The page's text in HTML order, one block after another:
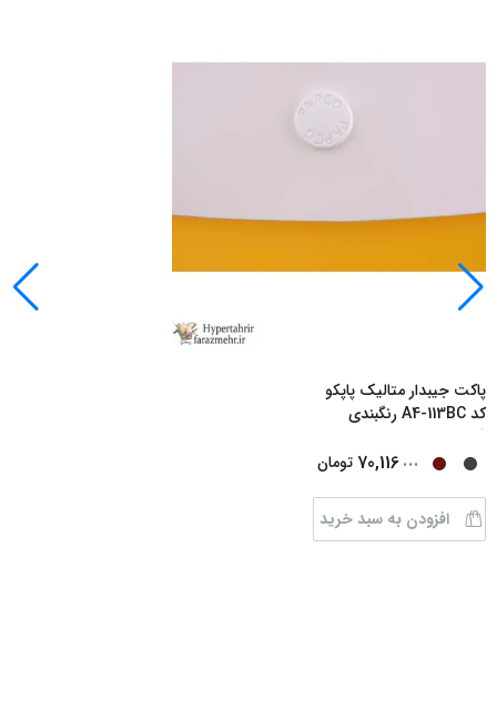
پاکت جیبدار متالیک پاپکو
کد A4-113BC رنگبندی
(مشکی-قرمز-م
...
70,116 تومان
افزودن به سبد خرید